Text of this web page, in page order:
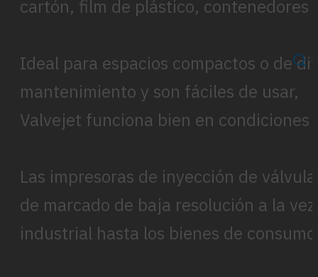
cartón, film de plástico, contenedores
Ideal para espacios compactos o de
mantenimiento y son fáciles de usar,
Valvejet funciona bien en condiciones
Las impresoras de inyección de
de marcado de baja resolución a la
industrial hasta los bienes de